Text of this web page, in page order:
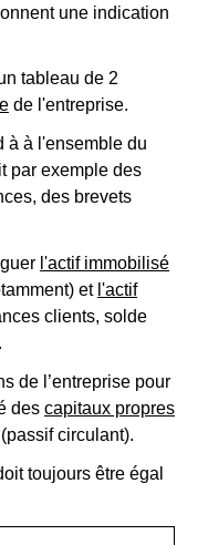
une indication
tableau de 2
de l'entreprise.
à à l'ensemble du
par exemple des
des brevets
l'actif immobilisé
et l'actif
clients, solde
de l’entreprise pour
des capitaux propres
circulant).
toujours être égal